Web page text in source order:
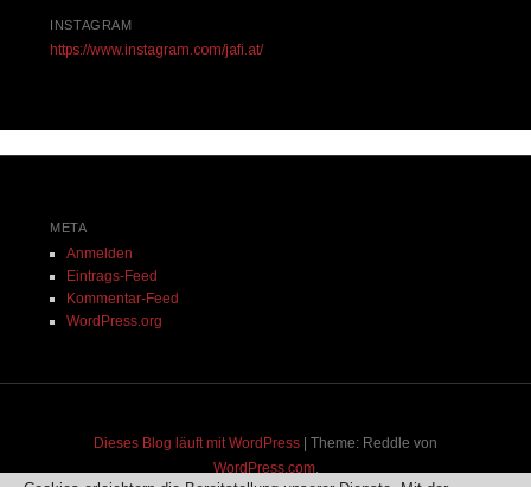
INSTAGRAM
https://www.instagram.com/jafi.at/
META
Anmelden
Eintrags-Feed
Kommentar-Feed
WordPress.org
Dieses Blog läuft mit WordPress
Theme: Reddle von
WordPress.com.